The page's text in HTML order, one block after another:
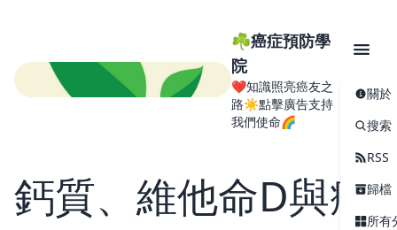
☘️癌症預防學
院
❤️知識照亮癌友之
路☀️點擊廣告支持
我們使命🌈
關於
搜索
RSS
歸檔
所有
鈣質、維他命D與癌